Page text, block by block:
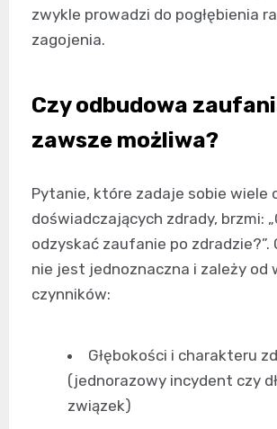
zwykle prowadzi do pogłębienia
zagojenia.
Czy odbudowa
zawsze możliwa?
Pytanie, które zadaje sobie wiele
doświadczających zdrady, brzmi:
odzyskać zaufanie po zdradzie?”.
nie jest jednoznaczna i zależy od
czynników:
Głębokości i charakteru
(jednorazowy incydent czy
związek)